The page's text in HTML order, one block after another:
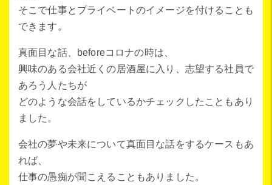
そこで仕事とプライベートのイメージを付けることも
できます。
真面目な話、beforeコロナの時は、
興味のある会社近くの居酒屋に入り、志望する社員で
あろう人たちが
どのような会話をしているかチェックしたこともあり
ました。
会社の夢や未来について真面目な話をするケースもあ
れば、
仕事の愚痴が聞こえることもありました。